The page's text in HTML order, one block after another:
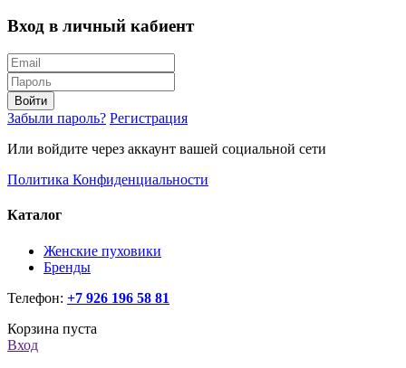
Вход в личный кабиент
Войти
Забыли пароль? Регистрация
Или войдите через аккаунт вашей социальной сети
Политика Конфиденциальности
Каталог
Женские пуховики
Бренды
Телефон: +7 926 196 58 81
Корзина пуста
Вход